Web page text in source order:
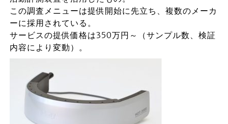
この調査メニューは提供開始に先立ち、複数のメーカ
ーに採用されている。
サービスの提供価格は350万円～（サンプル数、検証
内容により変動）。